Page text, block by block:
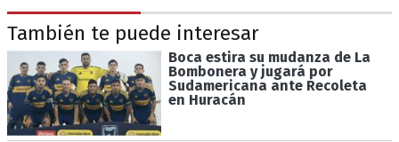
También te puede interesar
Boca estira su mudanza de La
Bombonera y jugará por
Sudamericana ante Recoleta
en Huracán